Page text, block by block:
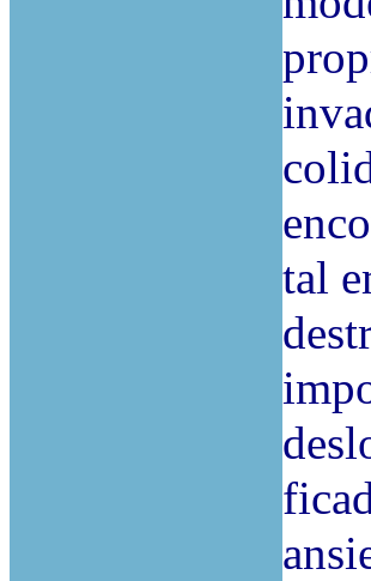
tal